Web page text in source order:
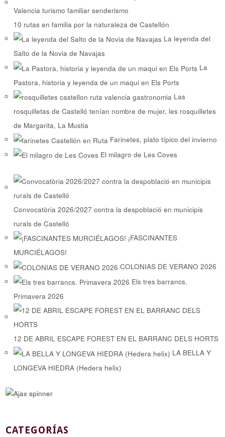
10 rutas en familia por la naturaleza de Castellón
La leyenda del
Salto de la Novia de Navajas
La
Pastora, historia y leyenda de un maqui en Els Ports
Las
rosquilletas de Castelló tenían nombre de mujer, les rosquilletes
de Margarita, La Mustia
Farinetes, plato típico del invierno
El milagro de Les Coves
Convocatòria 2026/2027 contra la despoblació en municipis
rurals de Castelló
¡FASCINANTES
MURCIÉLAGOS!
COLONIAS DE VERANO 2026
Els tres barrancs.
Primavera 2026
12 DE ABRIL ESCAPE FOREST EN EL BARRANC DELS HORTS
LA BELLA Y
LONGEVA HIEDRA (Hedera helix)
CATEGORÍAS